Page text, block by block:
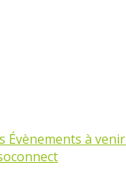
Évènements à venir